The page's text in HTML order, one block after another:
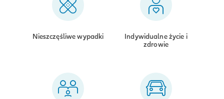
Nieszczęśliwe wypadki
Indywidualne życie i
zdrowie